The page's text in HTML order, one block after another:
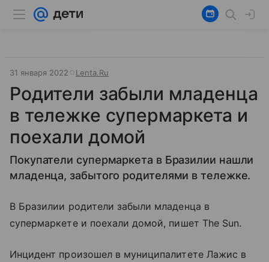
31 января 2022 Lenta.Ru
Родители забыли младенца
в тележке супермаркета и
поехали домой
Покупатели супермаркета в Бразилии нашли
младенца, забытого родителями в тележке.
В Бразилии родители забыли младенца в
супермаркете и поехали домой, пишет The Sun.
Инцидент произошел в муниципалитете Лажис в